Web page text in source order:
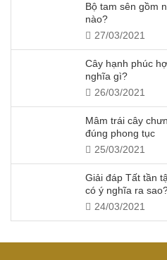
Bộ tam sên gồm
nào?
27/03/2021
Cây hạnh phúc
nghĩa gì?
26/03/2021
Mâm trái cây
đúng phong tục
25/03/2021
Giải đáp Tất tần
có ý nghĩa ra
24/03/2021